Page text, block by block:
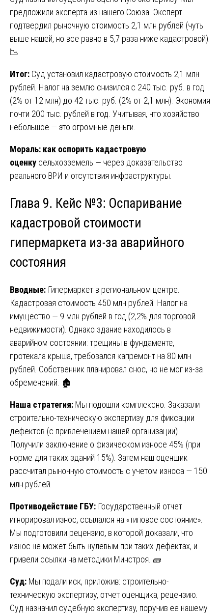
предложили эксперта из нашего Союза. Эксперт
подтвердил рыночную стоимость 2,1 млн рублей (чуть
выше нашей, но все равно в 5,7 раза ниже кадастровой).
📉
Итог: Суд установил кадастровую стоимость 2,1 млн
рублей. Налог на землю снизился с 240 тыс. руб. в год
(2% от 12 млн) до 42 тыс. руб. (2% от 2,1 млн). Экономия
почти 200 тыс. рублей в год. Учитывая, что хозяйство
небольшое — это огромные деньги.
Мораль: как оспорить кадастровую
оценку сельхозземель — через доказательство
реального ВРИ и отсутствия инфраструктуры.
Глава 9. Кейс №3: Оспаривание
кадастровой стоимости
гипермаркета из-за аварийного
состояния
Вводные: Гипермаркет в региональном центре.
Кадастровая стоимость 450 млн рублей. Налог на
имущество — 9 млн рублей в год (2,2% для торговой
недвижимости). Однако здание находилось в
аварийном состоянии: трещины в фундаменте,
протекала крыша, требовался капремонт на 80 млн
рублей. Собственник планировал снос, но не мог из-за
обременений. 🏚️
Наша стратегия: Мы подошли комплексно. Заказали
строительно-техническую экспертизу для фиксации
дефектов (с привлечением нашей организации).
Получили заключение о физическом износе 45% (при
норме для таких зданий 15%). Затем наш оценщик
рассчитал рыночную стоимость с учетом износа — 150
млн рублей.
Противодействие ГБУ: Государственный отчет
игнорировал износ, ссылался на «типовое состояние».
Мы подготовили рецензию, в которой доказали, что
износ не может быть нулевым при таких дефектах, и
привели ссылки на методики Минстроя. 🧱
Суд: Мы подали иск, приложив: строительно-
техническую экспертизу, отчет оценщика, рецензию.
Суд назначил судебную экспертизу, поручив ее нашему